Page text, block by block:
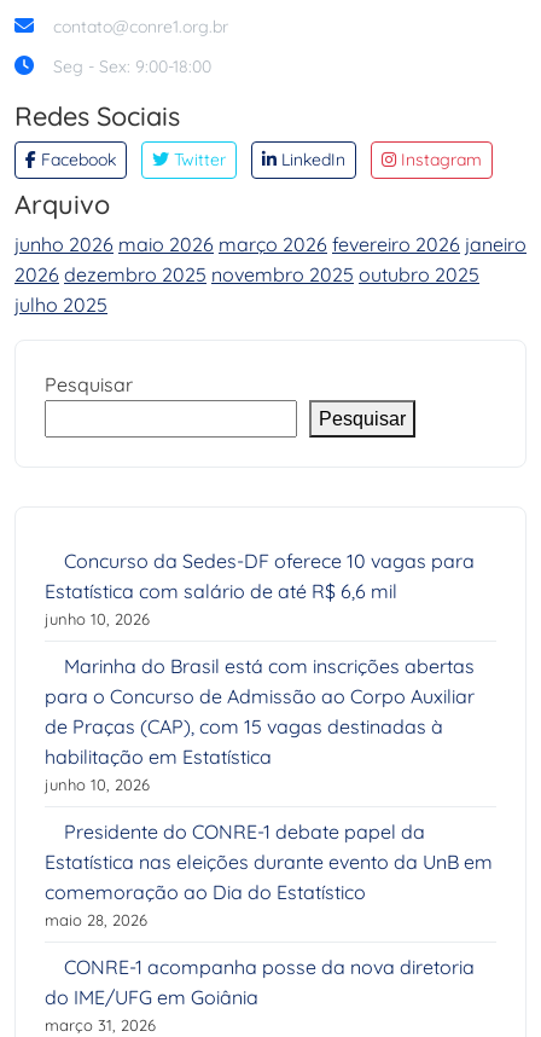
contato@conre1.org.br
Seg - Sex: 9:00-18:00
Redes Sociais
Facebook Twitter LinkedIn Instagram
Arquivo
junho 2026 maio 2026 março 2026 fevereiro 2026 janeiro
2026 dezembro 2025 novembro 2025 outubro 2025
julho 2025
Pesquisar
Pesquisar
Concurso da Sedes-DF oferece 10 vagas para
Estatística com salário de até R$ 6,6 mil
junho 10, 2026
Marinha do Brasil está com inscrições abertas
para o Concurso de Admissão ao Corpo Auxiliar
de Praças (CAP), com 15 vagas destinadas à
habilitação em Estatística
junho 10, 2026
Presidente do CONRE-1 debate papel da
Estatística nas eleições durante evento da UnB em
comemoração ao Dia do Estatístico
maio 28, 2026
CONRE-1 acompanha posse da nova diretoria
do IME/UFG em Goiânia
março 31, 2026